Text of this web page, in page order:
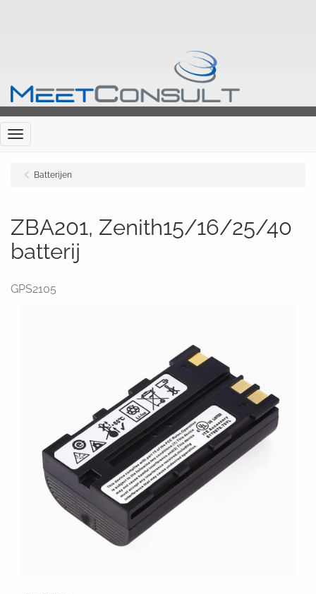
Menu
Batterijen
ZBA201, Zenith15/16/25/40
batterij
GPS2105